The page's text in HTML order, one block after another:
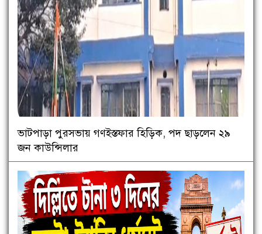
ভাটপাড়া পুরসভায় গণইস্তফার হিড়িক, পদ ছাড়লেন ২৯
জন কাউন্সিলার